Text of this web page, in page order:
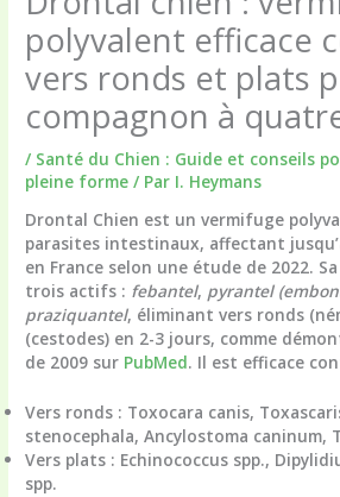
polyvalent efficace
vers ronds et plats
compagnon à
/ Santé du Chien : Guide et conseils
pleine forme / Par I. Heymans
Drontal Chien est un vermifuge
parasites intestinaux, affectant
en France selon une étude de 2022.
trois actifs : febantel, pyrantel
praziquantel, éliminant vers ronds
(cestodes) en 2-3 jours, comme
de 2009 sur PubMed. Il est efficace
Vers ronds : Toxocara canis,
stenocephala, Ancylostoma caninum,
Vers plats : Echinococcus spp.,
spp.